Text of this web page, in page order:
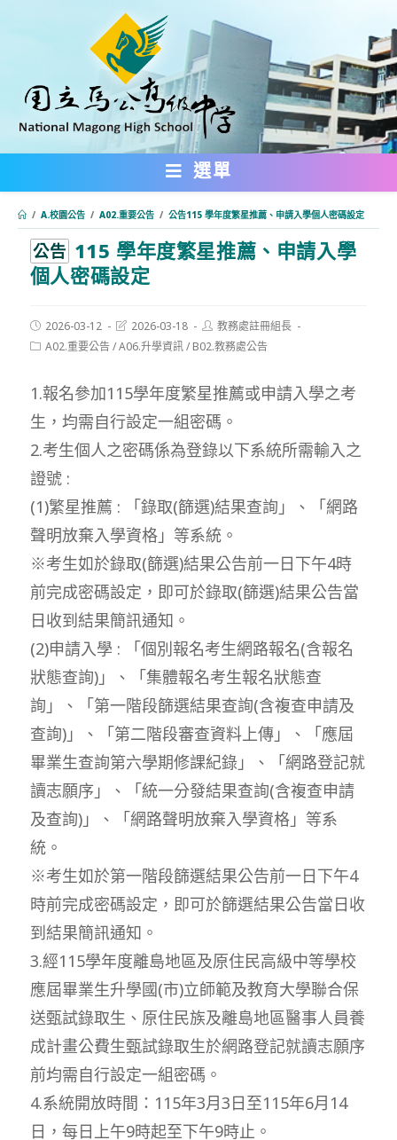
內
選單
/ A.校園公告 / A02.重要公告 / 公告115 學年度繁星推薦、申請入學個人密碼設定
公告 115 學年度繁星推薦、申請入學
個人密碼設定
Post
published:
2026-03-12
Post
modified:
2026-03-18
Post
author:
教務處註冊組長
PostA02.重要公告/A06.升學資訊/ B02.教務處公告
1.報名參加115學年度繁星推薦或申請入學之考
生，均需自行設定一組密碼。
2.考生個人之密碼係為登錄以下系統所需輸入之
證號 :
(1)繁星推薦 : 「錄取(篩選)結果查詢」、「網路
聲明放棄入學資格」等系統。
※考生如於錄取(篩選)結果公告前一日下午4時
前完成密碼設定，即可於錄取(篩選)結果公告當
日收到結果簡訊通知。
(2)申請入學 : 「個別報名考生網路報名(含報名
狀態查詢)」、「集體報名考生報名狀態查
詢」、「第一階段篩選結果查詢(含複查申請及
查詢)」、「第二階段審查資料上傳」、「應屆
畢業生查詢第六學期修課紀錄」、「網路登記就
讀志願序」、「統一分發結果查詢(含複查申請
及查詢)」、「網路聲明放棄入學資格」等系
統。
※考生如於第一階段篩選結果公告前一日下午4
時前完成密碼設定，即可於篩選結果公告當日收
到結果簡訊通知。
3.經115學年度離島地區及原住民高級中等學校
應屆畢業生升學國(市)立師範及教育大學聯合保
送甄試錄取生、原住民族及離島地區醫事人員養
成計畫公費生甄試錄取生於網路登記就讀志願序
前均需自行設定一組密碼。
4.系統開放時間：115年3月3日至115年6月14
日，每日上午9時起至下午9時止。